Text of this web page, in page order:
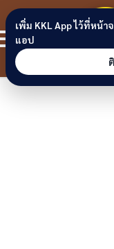
Skip to content
เพิ่ม KKL App ไว้ที่หน้
แอป